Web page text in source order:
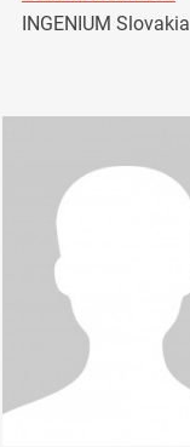
INGENIUM Slovakia